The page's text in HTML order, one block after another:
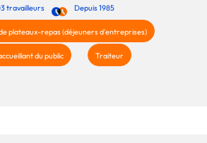
travailleurs Depuis 1985
plateaux-repas (déjeuners d'entreprises)
du public Traiteur